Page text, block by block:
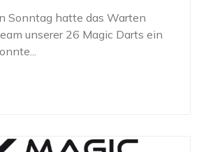
Sonntag hatte das Warten
unserer 26 Magic Darts ein